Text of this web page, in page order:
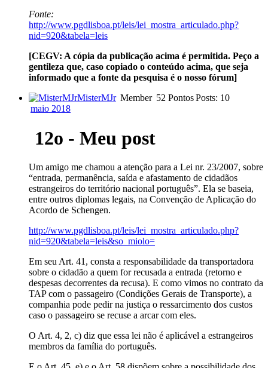
Fonte:
http://www.pgdlisboa.pt/leis/lei_mostra_articulado.php?
nid=920&tabela=leis
[CEGV: A cópia da publicação acima é permitida. Peço a
gentileza que, caso copiado o conteúdo acima, que seja
informado que a fonte da pesquisa é o nosso fórum]
MisterMJr Member 52 PontosPosts: 10
maio 2018
12o - Meu post
Um amigo me chamou a atenção para a Lei nr. 23/2007, sobre
“entrada, permanência, saída e afastamento de cidadãos
estrangeiros do território nacional português”. Ela se baseia,
entre outros diplomas legais, na Convenção de Aplicação do
Acordo de Schengen.
http://www.pgdlisboa.pt/leis/lei_mostra_articulado.php?
nid=920&tabela=leis&so_miolo=
Em seu Art. 41, consta a responsabilidade da transportadora
sobre o cidadão a quem for recusada a entrada (retorno e
despesas decorrentes da recusa). E como vimos no contrato da
TAP com o passageiro (Condições Gerais de Transporte), a
companhia pode pedir na justiça o ressarcimento dos custos
caso o passageiro se recuse a arcar com eles.
O Art. 4, 2, c) diz que essa lei não é aplicável a estrangeiros
membros da família do português.